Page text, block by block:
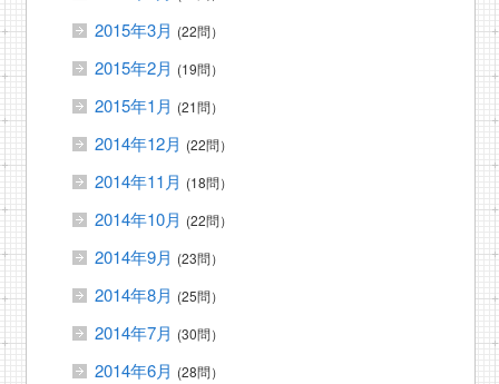
2015年3月 (22問）
2015年2月 (19問）
2015年1月 (21問）
2014年12月 (22問）
2014年11月 (18問）
2014年10月 (22問）
2014年9月 (23問）
2014年8月 (25問）
2014年7月 (30問）
2014年6月 (28問）